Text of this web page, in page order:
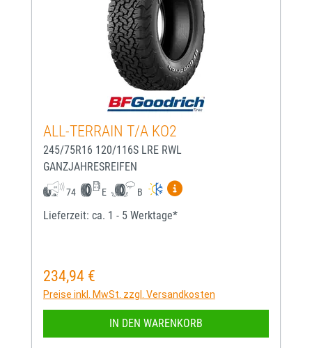
ALL-TERRAIN T/A KO2
245/75R16 120/116S LRE RWL
GANZJAHRESREIFEN
74 E B
Mehr Informationen zum
Lieferzeit: ca. 1 - 5 Werktage*
Regulärer Preis:
234,94 €
Preise inkl. MwSt. zzgl. Versandkosten
IN DEN WARENKORB